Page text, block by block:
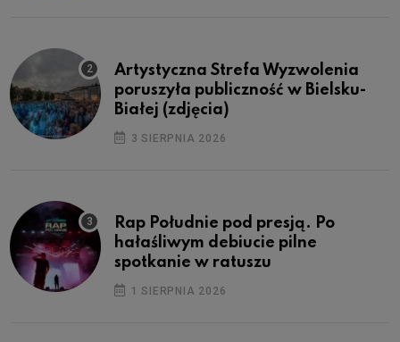
Artystyczna Strefa Wyzwolenia
poruszyła publiczność w Bielsku-
Białej (zdjęcia)
3 SIERPNIA 2026
Rap Południe pod presją. Po
hałaśliwym debiucie pilne
spotkanie w ratuszu
1 SIERPNIA 2026